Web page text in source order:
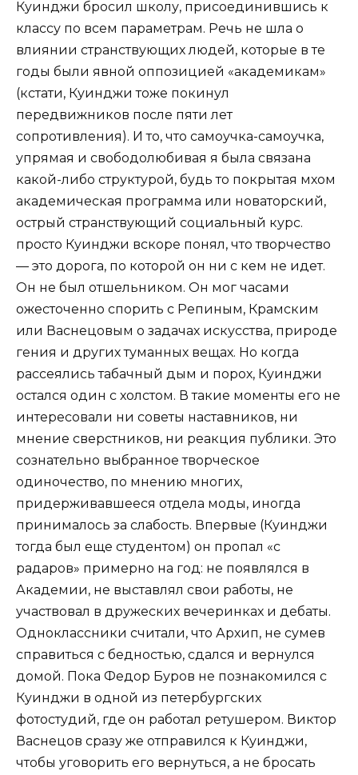
Куинджи бросил школу, присоединившись к
классу по всем параметрам. Речь не шла о
влиянии странствующих людей, которые в те
годы были явной оппозицией «академикам»
(кстати, Куинджи тоже покинул
передвижников после пяти лет
сопротивления). И то, что самоучка-самоучка,
упрямая и свободолюбивая я была связана
какой-либо структурой, будь то покрытая мхом
академическая программа или новаторский,
острый странствующий социальный курс.
просто Куинджи вскоре понял, что творчество
— это дорога, по которой он ни с кем не идет.
Он не был отшельником. Он мог часами
ожесточенно спорить с Репиным, Крамским
или Васнецовым о задачах искусства, природе
гения и других туманных вещах. Но когда
рассеялись табачный дым и порох, Куинджи
остался один с холстом. В такие моменты его не
интересовали ни советы наставников, ни
мнение сверстников, ни реакция публики. Это
сознательно выбранное творческое
одиночество, по мнению многих,
придерживавшееся отдела моды, иногда
принималось за слабость. Впервые (Куинджи
тогда был еще студентом) он пропал «с
радаров» примерно на год: не появлялся в
Академии, не выставлял свои работы, не
участвовал в дружеских вечеринках и дебаты.
Одноклассники считали, что Архип, не сумев
справиться с бедностью, сдался и вернулся
домой. Пока Федор Буров не познакомился с
Куинджи в одной из петербургских
фотостудий, где он работал ретушером. Виктор
Васнецов сразу же отправился к Куинджи,
чтобы уговорить его вернуться, а не бросать